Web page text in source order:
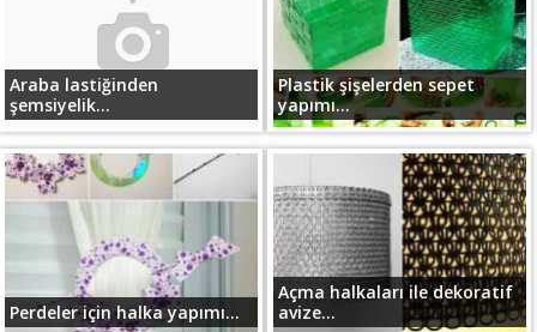
Araba lastiğinden
şemsiyelik...
Plastik şişelerden sepet
yapımı...
Perdeler için halka yapımı...
Açma halkaları ile dekoratif
avize...